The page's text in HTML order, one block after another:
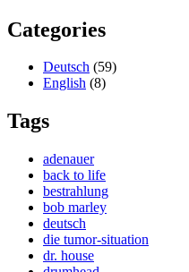
Categories
Deutsch (59)
English (8)
Tags
adenauer
back to life
bestrahlung
bob marley
deutsch
die tumor-situation
dr. house